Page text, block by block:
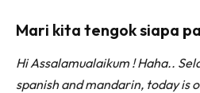
Mari kita tengok siapa
Hi Assalamualaikum ! Haha..
spanish and mandarin, today is